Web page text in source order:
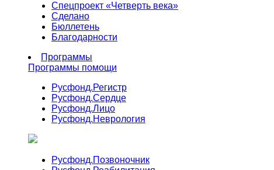
Спецпроект «Четверть века»
Сделано
Бюллетень
Благодарности
Программы
Программы помощи
Русфонд.Регистр
Русфонд.Сердце
Русфонд.Лицо
Русфонд.Неврология
Русфонд.Позвоночник